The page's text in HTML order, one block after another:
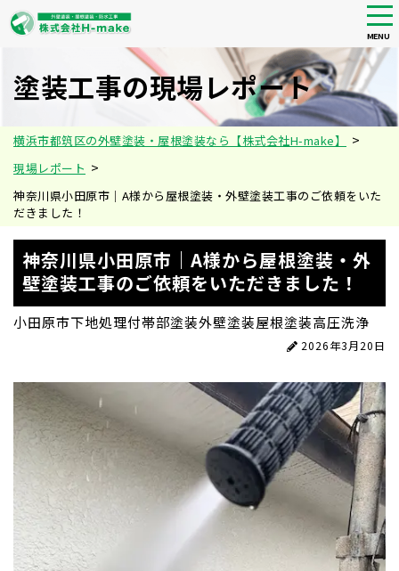
main
MENU
塗装工事の現場レポート
横浜市都筑区の外壁塗装・屋根塗装なら【株式会社H-make】 >
現場レポート >
神奈川県小田原市｜A様から屋根塗装・外壁塗装工事のご依頼をいた
だきました！
神奈川県小田原市｜A様から屋根塗装・外
壁塗装工事のご依頼をいただきました！
小田原市下地処理付帯部塗装外壁塗装屋根塗装高圧洗浄
2026年3月20日